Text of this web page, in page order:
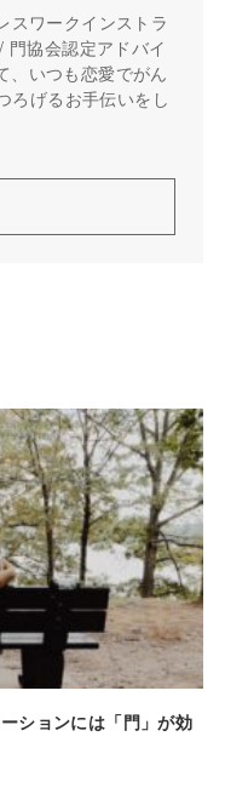
スワークインストラ
協会認定アドバイ
、いつも恋愛でがん
ろげるお手伝いをし
ションには「門」が効